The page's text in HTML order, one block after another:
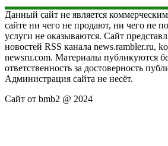
Данный сайт не является
сайте ни чего не продают, ни чего не
услуги не оказываются. Сайт
новостей RSS канала news.rambler.ru,
newsru.com. Материалы публикуются
ответственность за достоверность
Администрация сайта не несёт.
Сайт от bmb2 @ 2024